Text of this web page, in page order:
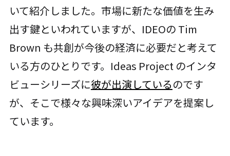
いて紹介しました。市場に新たな価値を生み
出す鍵といわれていますが、IDEOの Tim
Brown も共創が今後の経済に必要だと考えて
いる方のひとりです。Ideas Project のインタ
ビューシリーズに彼が出演しているのです
が、そこで様々な興味深いアイデアを提案し
ています。